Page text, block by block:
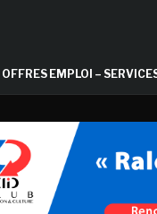
OFFRES EMPLOI –